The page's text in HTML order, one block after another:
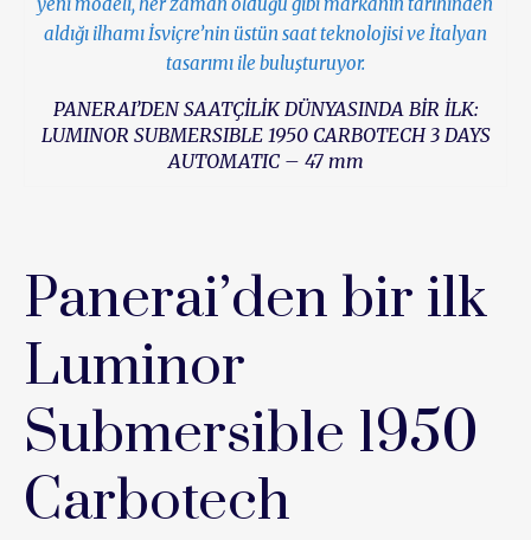
PANERAI’DEN SAATÇİLİK DÜNYASINDA BİR İLK:
LUMINOR SUBMERSIBLE 1950 CARBOTECH 3 DAYS
AUTOMATIC – 47 mm
Panerai’den bir ilk
Luminor
Submersible 1950
Carbotech